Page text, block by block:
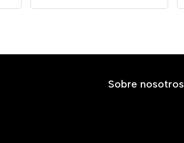
Sobre nosotros